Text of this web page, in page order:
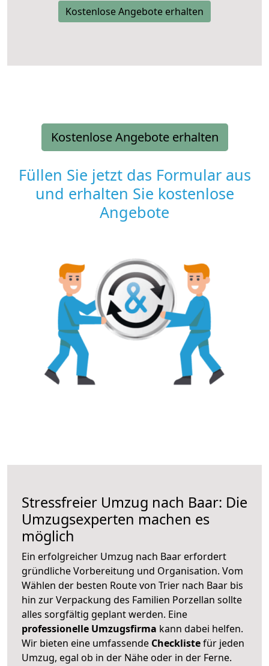
Kostenlose Angebote erhalten
Kostenlose Angebote erhalten
Füllen Sie jetzt das Formular aus
und erhalten Sie kostenlose
Angebote
Stressfreier Umzug nach Baar: Die
Umzugsexperten machen es
möglich
Ein erfolgreicher Umzug nach Baar erfordert
gründliche Vorbereitung und Organisation. Vom
Wählen der besten Route von Trier nach Baar bis
hin zur Verpackung des Familien Porzellan sollte
alles sorgfältig geplant werden. Eine
professionelle Umzugsfirma kann dabei helfen.
Wir bieten eine umfassende Checklistefür jeden
Umzug, egal ob in der Nähe oder in der Ferne.